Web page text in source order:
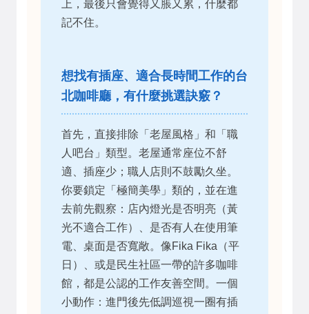
上，最後只會覺得又脹又累，什麼都
記不住。
想找有插座、適合長時間工作的台
北咖啡廳，有什麼挑選訣竅？
首先，直接排除「老屋風格」和「職
人吧台」類型。老屋通常座位不舒
適、插座少；職人店則不鼓勵久坐。
你要鎖定「極簡美學」類的，並在進
去前先觀察：店內燈光是否明亮（黃
光不適合工作）、是否有人在使用筆
電、桌面是否寬敞。像Fika Fika（平
日）、或是民生社區一帶的許多咖啡
館，都是公認的工作友善空間。一個
小動作：進門後先低調巡視一圈有插